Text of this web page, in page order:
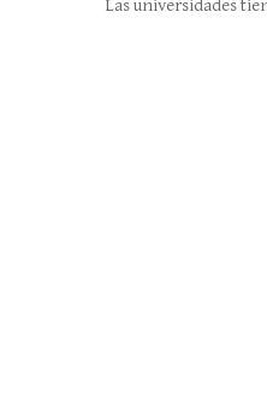
Las universidades